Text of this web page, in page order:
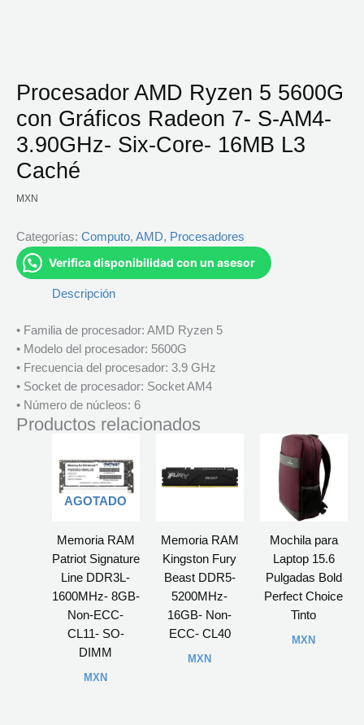
Procesador AMD Ryzen 5 5600G
con Gráficos Radeon 7- S-AM4-
3.90GHz- Six-Core- 16MB L3
Caché
MXN
Categorías: Computo, AMD, Procesadores
Verifica disponibilidad con un asesor
Descripción
• Familia de procesador: AMD Ryzen 5
• Modelo del procesador: 5600G
• Frecuencia del procesador: 3.9 GHz
• Socket de procesador: Socket AM4
• Número de núcleos: 6
Productos relacionados
AGOTADO
Memoria RAM
Patriot Signature
Line DDR3L-
1600MHz- 8GB-
Non-ECC-
CL11- SO-
DIMM
MXN
Memoria RAM
Kingston Fury
Beast DDR5-
5200MHz-
16GB- Non-
ECC- CL40
MXN
Mochila para
Laptop 15.6
Pulgadas Bold
Perfect Choice
Tinto
MXN